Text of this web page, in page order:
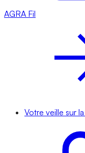
AGRA Fil
Votre veille sur